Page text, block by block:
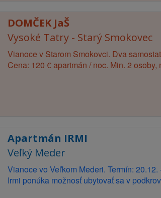
DOMČEK JaŠ
Vysoké Tatry - Starý Smokovec
Vianoce v Starom Smokovci. Dva
Cena: 120 € apartmán / noc. Min. 2
Apartmán IRMI
Veľký Meder
Vianoce vo Veľkom Mederi. Termín:
Irmi ponúka možnosť ubytovať sa v